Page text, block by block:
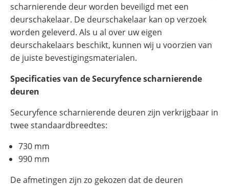
scharnierende deur worden beveiligd met een
deurschakelaar. De deurschakelaar kan op verzoek
worden geleverd. Als u al over uw eigen
deurschakelaars beschikt, kunnen wij u voorzien van
de juiste bevestigingsmaterialen.
Specificaties van de Securyfence scharnierende
deuren
Securyfence scharnierende deuren zijn verkrijgbaar in
twee standaardbreedtes:
730 mm
990 mm
De afmetingen zijn zo gekozen dat de deuren